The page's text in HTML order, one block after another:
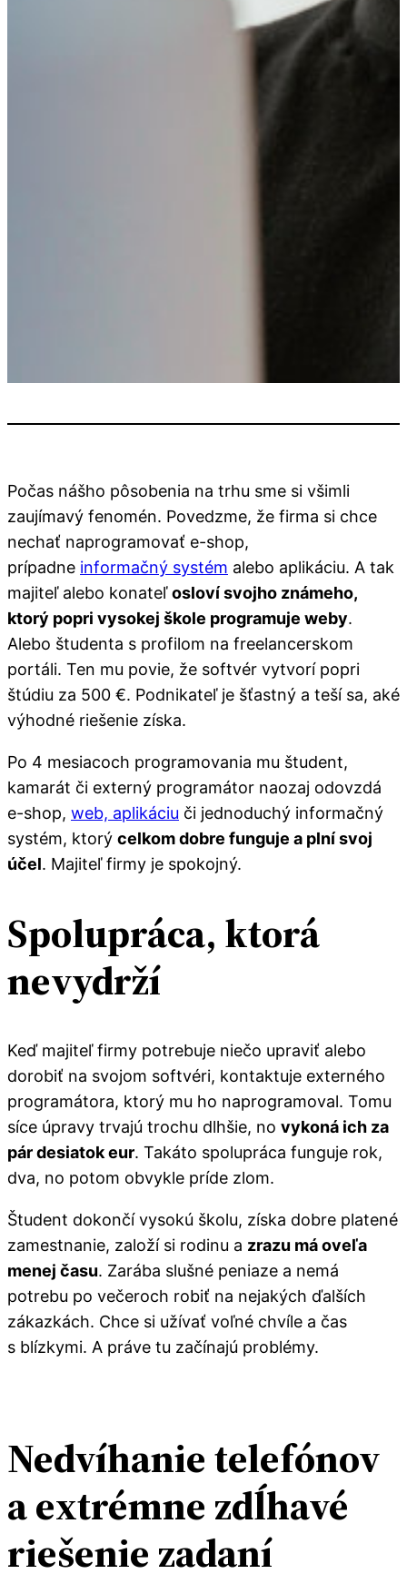
Počas nášho pôsobenia na trhu sme si všimli
zaujímavý fenomén. Povedzme, že firma si chce
nechať naprogramovať e-shop,
prípadne informačný systém alebo aplikáciu. A tak
majiteľ alebo konateľosloví svojho známeho,
ktorý popri vysokej škole programuje weby.
Alebo študenta s profilom na freelancerskom
portáli. Ten mu povie, že softvér vytvorí popri
štúdiu za 500 €. Podnikateľ je šťastný a teší sa, aké
výhodné riešenie získa.
Po 4 mesiacoch programovania mu študent,
kamarát či externý programátor naozaj odovzdá
e-shop, web, aplikáciu či jednoduchý informačný
systém, ktorý celkom dobre funguje a plní svoj
účel. Majiteľ firmy je spokojný.
Spolupráca, ktorá
nevydrží
Keď majiteľ firmy potrebuje niečo upraviť alebo
dorobiť na svojom softvéri, kontaktuje externého
programátora, ktorý mu ho naprogramoval. Tomu
síce úpravy trvajú trochu dlhšie, no vykoná ich za
pár desiatok eur. Takáto spolupráca funguje rok,
dva, no potom obvykle príde zlom.
Študent dokončí vysokú školu, získa dobre platené
zamestnanie, založí si rodinu a zrazu má oveľa
menej času. Zarába slušné peniaze a nemá
potrebu po večeroch robiť na nejakých ďalších
zákazkách. Chce si užívať voľné chvíle a čas
s blízkymi. A práve tu začínajú problémy.
Nedvíhanie telefónov
a extrémne zdĺhavé
riešenie zadaní